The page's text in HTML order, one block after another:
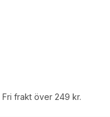
Fri frakt över 249 kr.